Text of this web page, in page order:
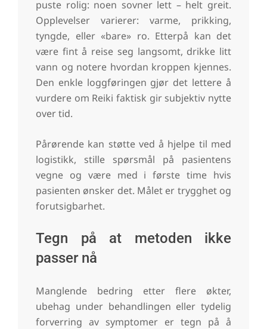
puste rolig: noen sovner lett – helt greit.
Opplevelser varierer: varme, prikking,
tyngde, eller «bare» ro. Etterpå kan det
være fint å reise seg langsomt, drikke litt
vann og notere hvordan kroppen kjennes.
Den enkle loggføringen gjør det lettere å
vurdere om Reiki faktisk gir subjektiv nytte
over tid.
Pårørende kan støtte ved å hjelpe til med
logistikk, stille spørsmål på pasientens
vegne og være med i første time hvis
pasienten ønsker det. Målet er trygghet og
forutsigbarhet.
Tegn på at metoden ikke
passer nå
Manglende bedring etter flere økter,
ubehag under behandlingen eller tydelig
forverring av symptomer er tegn på å